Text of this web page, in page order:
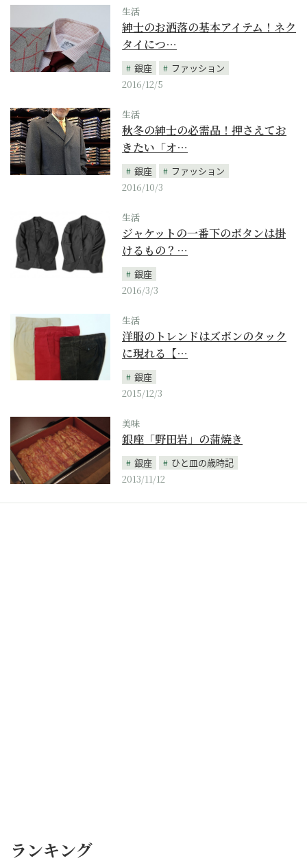
生活
紳士のお洒落の基本アイテム！ネク
タイにつ…
銀座
ファッション
2016/12/5
生活
秋冬の紳士の必需品！押さえてお
きたい「オ…
銀座
ファッション
2016/10/3
生活
ジャケットの一番下のボタンは掛
けるもの？…
銀座
2016/3/3
生活
洋服のトレンドはズボンのタック
に現れる【…
銀座
2015/12/3
美味
銀座「野田岩」の蒲焼き
銀座
ひと皿の歳時記
2013/11/12
ランキング